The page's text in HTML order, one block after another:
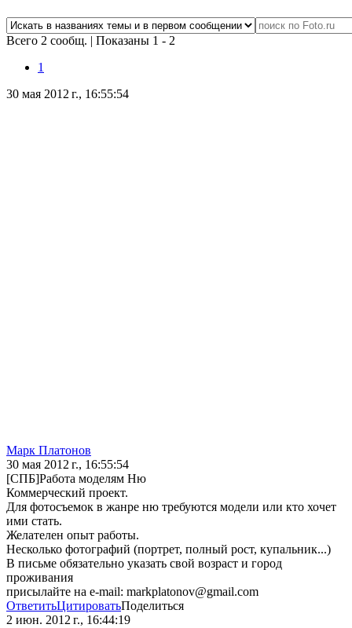
Всего 2 сообщ. | Показаны 1 - 2
1
30 мая 2012 г., 16:55:54
Марк Платонов
30 мая 2012 г., 16:55:54
[СПБ]Работа моделям Ню
Коммерческий проект.
Для фотосъемок в жанре ню требуются модели или кто хочет
ими стать.
Желателен опыт работы.
Несколько фотографий (портрет, полный рост, купальник...)
В письме обязательно указать свой возраст и город
проживания
присылайте на e-mail: markplatonov@gmail.com
ОтветитьЦитироватьПоделиться
2 июн. 2012 г., 16:44:19